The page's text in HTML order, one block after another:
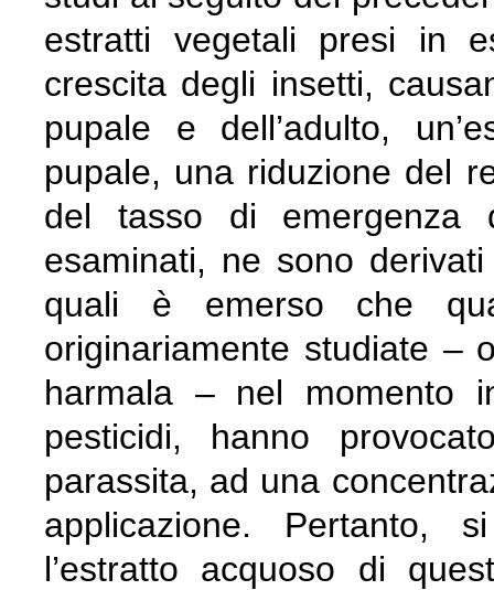
estratti vegetali presi in
crescita degli insetti,
pupale e dell’adulto,
pupale, una riduzione del
del tasso di emergenza
esaminati, ne sono
quali è emerso che
originariamente studiate –
harmala – nel momento
pesticidi, hanno
parassita, ad una
applicazione. Pertanto,
l’estratto acquoso di